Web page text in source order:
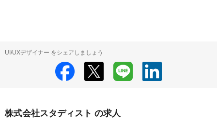
UI/UXデザイナー をシェアしましょう
株式会社スタディスト の求人